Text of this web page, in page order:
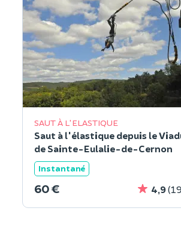
SAUT À L'ELASTIQUE
Saut à l'élastique depuis le
de Sainte-Eulalie-de-Cernon
Instantané
60 € 4,9